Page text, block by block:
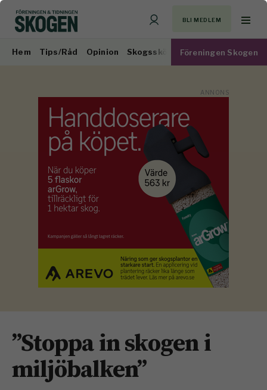
BLI MEDLEM
Hem Tips/Råd Opinion Skogsskötsel Virkesmarknad
Föreningen Skogen
”Stoppa in skogen i
miljöbalken”